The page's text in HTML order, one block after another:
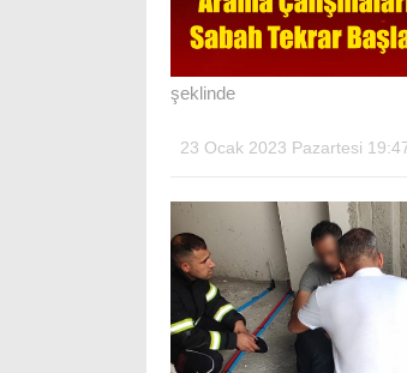
şeklinde
23 Ocak 2023 Pazartesi